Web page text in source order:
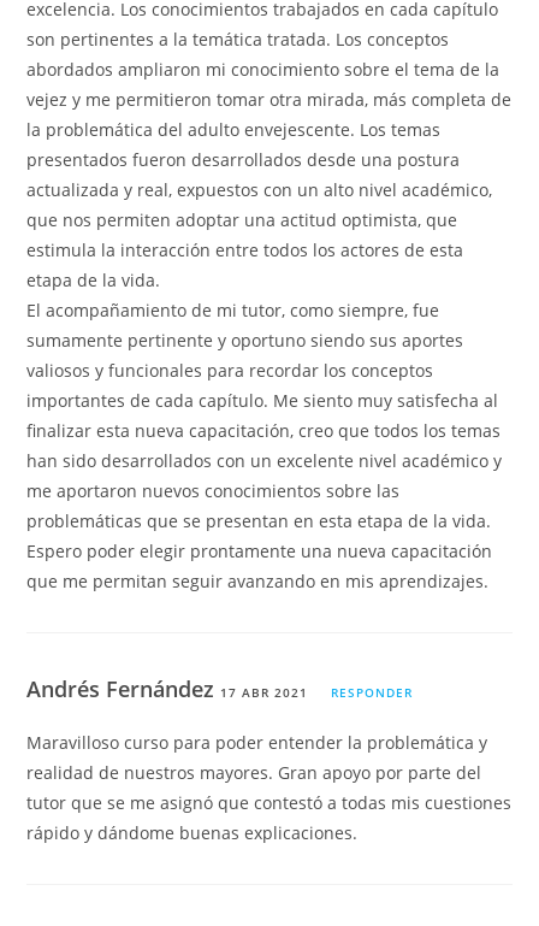
excelencia. Los conocimientos trabajados en cada capítulo
son pertinentes a la temática tratada. Los conceptos
abordados ampliaron mi conocimiento sobre el tema de la
vejez y me permitieron tomar otra mirada, más completa de
la problemática del adulto envejescente. Los temas
presentados fueron desarrollados desde una postura
actualizada y real, expuestos con un alto nivel académico,
que nos permiten adoptar una actitud optimista, que
estimula la interacción entre todos los actores de esta
etapa de la vida.
El acompañamiento de mi tutor, como siempre, fue
sumamente pertinente y oportuno siendo sus aportes
valiosos y funcionales para recordar los conceptos
importantes de cada capítulo. Me siento muy satisfecha al
finalizar esta nueva capacitación, creo que todos los temas
han sido desarrollados con un excelente nivel académico y
me aportaron nuevos conocimientos sobre las
problemáticas que se presentan en esta etapa de la vida.
Espero poder elegir prontamente una nueva capacitación
que me permitan seguir avanzando en mis aprendizajes.
Andrés Fernández 17 ABR 2021 RESPONDER
Maravilloso curso para poder entender la problemática y
realidad de nuestros mayores. Gran apoyo por parte del
tutor que se me asignó que contestó a todas mis cuestiones
rápido y dándome buenas explicaciones.